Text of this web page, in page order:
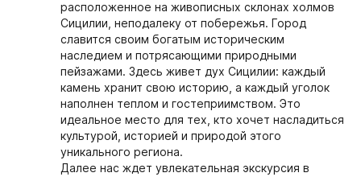
расположенное на живописных склонах холмов
Сицилии, неподалеку от побережья. Город
славится своим богатым историческим
наследием и потрясающими природными
пейзажами. Здесь живет дух Сицилии: каждый
камень хранит свою историю, а каждый уголок
наполнен теплом и гостеприимством. Это
идеальное место для тех, кто хочет насладиться
культурой, историей и природой этого
уникального региона.
Далее нас ждет увлекательная экскурсия в